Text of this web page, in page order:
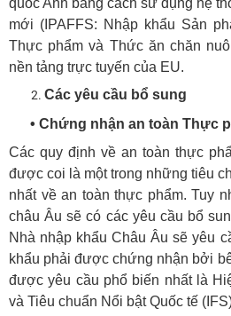
quốc Anh bằng cách sử dụng hệ
mới (IPAFFS: Nhập khẩu Sản
Thực phẩm và Thức ăn chăn
nền tảng trực tuyến của EU.
Các yêu cầu bổ sung
• Chứng nhận an toàn Thực
Các quy định về an toàn thực
được coi là một trong những tiêu
nhất về an toàn thực phẩm. Tuy
châu Âu sẽ có các yêu cầu bổ
Nhà nhập khẩu Châu Âu sẽ yêu
khẩu phải được chứng nhận bởi
được yêu cầu phổ biến nhất là
và Tiêu chuẩn Nổi bật Quốc tế